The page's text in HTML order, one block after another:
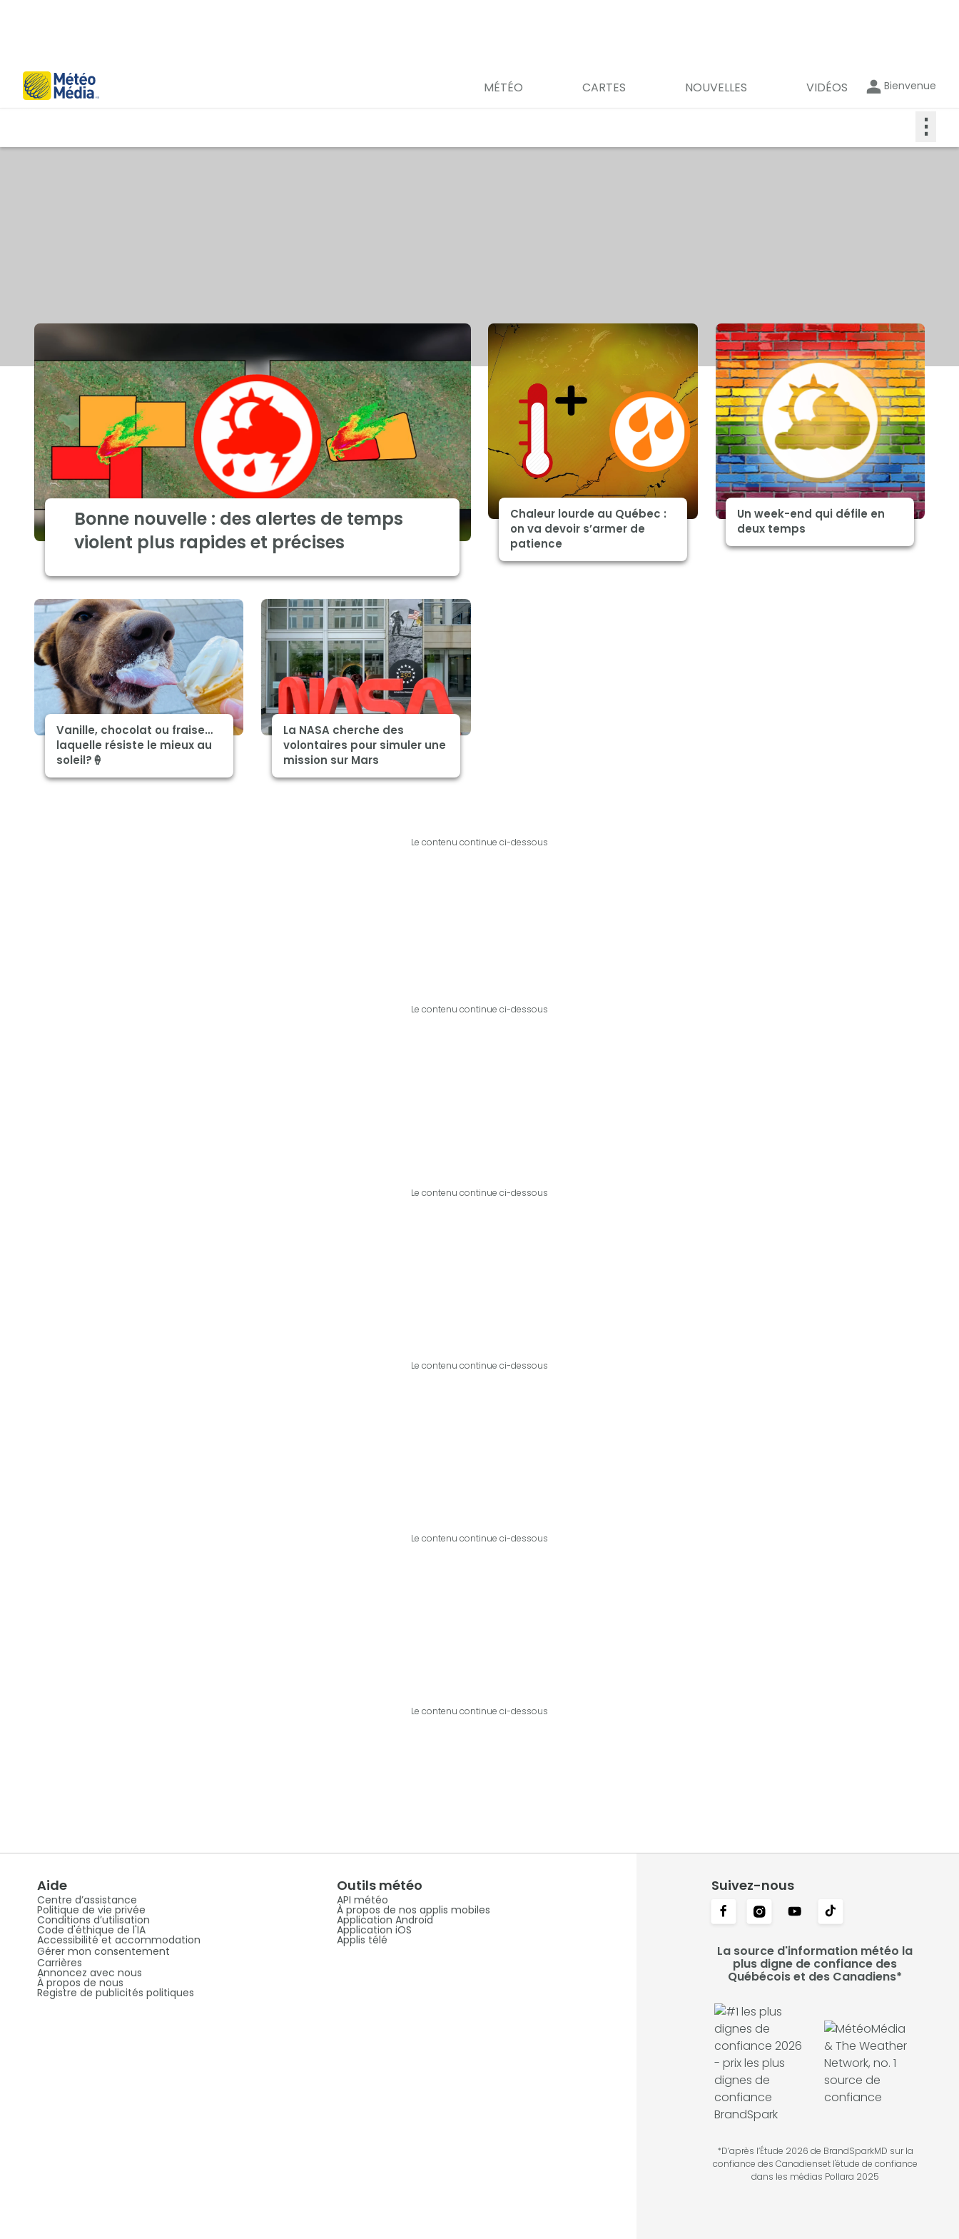
MÉTÉO CARTES NOUVELLES VIDÉOS Bienvenue
⋮
Bonne nouvelle : des alertes de temps
violent plus rapides et précises
Chaleur lourde au Québec :
on va devoir s’armer de
patience
Un week-end qui défile en
deux temps
Vanille, chocolat ou fraise…
laquelle résiste le mieux au
soleil?🍦
La NASA cherche des
volontaires pour simuler une
mission sur Mars
Le contenu continue ci-dessous
Le contenu continue ci-dessous
Le contenu continue ci-dessous
Le contenu continue ci-dessous
Le contenu continue ci-dessous
Le contenu continue ci-dessous
Aide
Centre d’assistance
Politique de vie privée
Conditions d’utilisation
Code d'éthique de l'IA
Accessibilité et accommodation
Gérer mon consentement
Carrières
Annoncez avec nous
À propos de nous
Registre de publicités politiques
Outils météo
API météo
À propos de nos applis mobiles
Application Android
Application iOS
Applis télé
Suivez-nous
La source d'information météo la
plus digne de confiance des
Québécois et des Canadiens*
*D’après l’Étude 2026 de BrandSparkMD sur la
confiance des Canadienset l'étude de confiance
dans les médias Pollara 2025